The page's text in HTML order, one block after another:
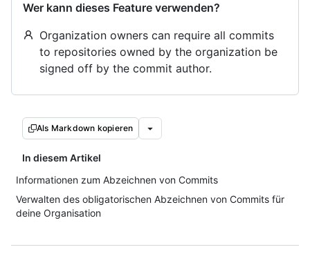
Wer kann dieses Feature verwenden?
Organization owners can require all commits
to repositories owned by the organization be
signed off by the commit author.
Als Markdown kopieren
In diesem Artikel
Informationen zum Abzeichnen von Commits
Verwalten des obligatorischen Abzeichnen von Commits für
deine Organisation